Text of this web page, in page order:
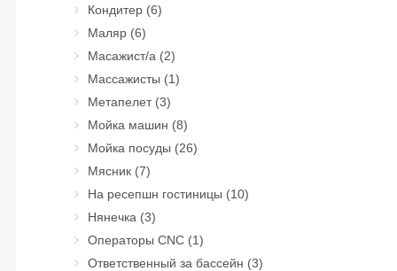
Кондитер(6)
Маляр(6)
Масажист/а (2)
Массажисты (1)
Метапелет(3)
Мойка машин (8)
Мойка посуды (26)
Мясник(7)
На ресепшн гостиницы (10)
Нянечка (3)
Операторы CNC(1)
Ответственный за бассейн (3)